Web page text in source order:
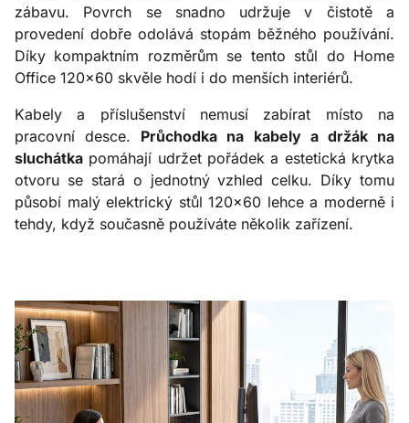
zábavu. Povrch se snadno udržuje v čistotě a
provedení dobře odolává stopám běžného používání.
Díky kompaktním rozměrům se tento stůl do Home
Office 120x60 skvěle hodí i do menších interiérů.
Kabely a příslušenství nemusí zabírat místo na
pracovní desce. Průchodka na kabely a držák na
sluchátka pomáhají udržet pořádek a estetická krytka
otvoru se stará o jednotný vzhled celku. Díky tomu
působí malý elektrický stůl 120x60 lehce a moderně i
tehdy, když současně používáte několik zařízení.